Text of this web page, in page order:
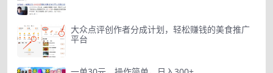
大众点评创作者分成计划，轻松赚钱的美食推广
平台